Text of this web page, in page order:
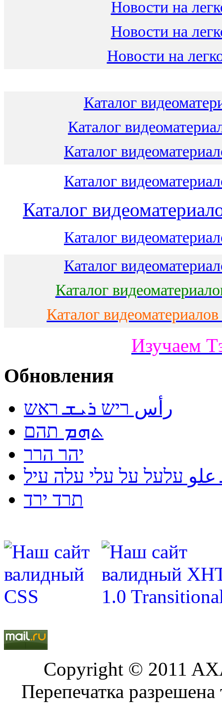
Новости на
Новости на
Новости на
Каталог
Каталог
Каталог
Каталог
Каталог
Каталог
Каталог
Каталог
Каталог
Изучаем
Обновления
رأس ריש ܪܝܫ ראש
ܬܗܡ תהם
יהר הרר
עלעל על עלי עלה עיל
תרד ירד
Copyright © 2011
Перепечатка